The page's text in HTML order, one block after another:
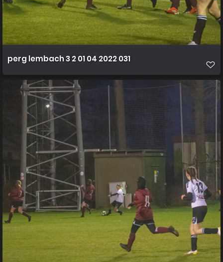
perg lembach 3 2 01 04 2022 031